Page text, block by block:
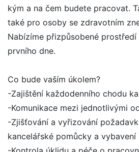
kým a na čem budete pracovat.
také pro osoby se zdravotním
Nabízíme přizpůsobené
prvního dne.
Co bude vaším úkolem?
-Zajištění každodenního chodu
-Komunikace mezi jednotlivými
-Zjišťování a vyřizování
kancelářské pomůcky a vybavení